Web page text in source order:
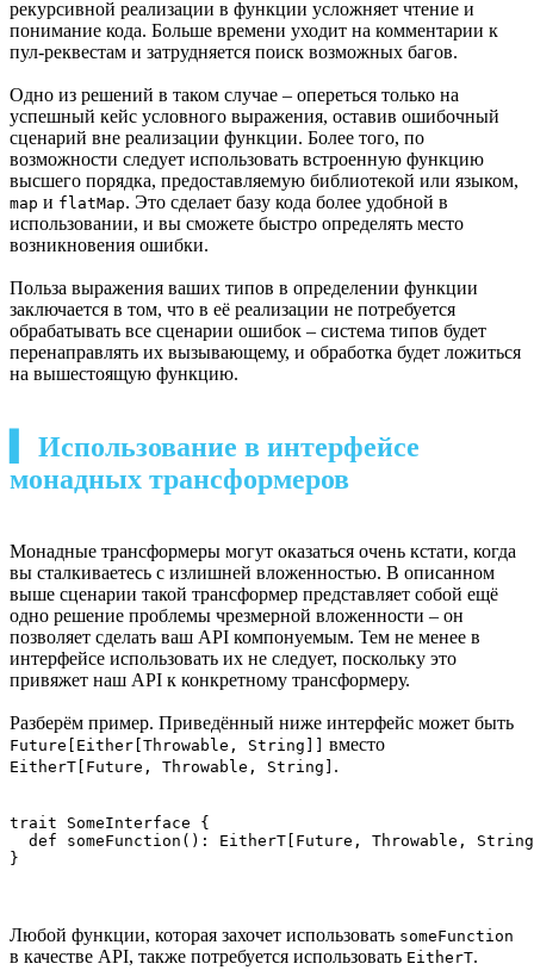
рекурсивной реализации в функции усложняет чтение и
понимание кода. Больше времени уходит на комментарии к
пул-реквестам и затрудняется поиск возможных багов.
Одно из решений в таком случае – опереться только на
успешный кейс условного выражения, оставив ошибочный
сценарий вне реализации функции. Более того, по
возможности следует использовать встроенную функцию
высшего порядка, предоставляемую библиотекой или языком,
map и flatMap. Это сделает базу кода более удобной в
использовании, и вы сможете быстро определять место
возникновения ошибки.
Польза выражения ваших типов в определении функции
заключается в том, что в её реализации не потребуется
обрабатывать все сценарии ошибок – система типов будет
перенаправлять их вызывающему, и обработка будет ложиться
на вышестоящую функцию.
▍ Использование в интерфейсе
монадных трансформеров
Монадные трансформеры могут оказаться очень кстати, когда
вы сталкиваетесь с излишней вложенностью. В описанном
выше сценарии такой трансформер представляет собой ещё
одно решение проблемы чрезмерной вложенности – он
позволяет сделать ваш API компонуемым. Тем не менее в
интерфейсе использовать их не следует, поскольку это
привяжет наш API к конкретному трансформеру.
Разберём пример. Приведённый ниже интерфейс может быть
Future[Either[Throwable, String]] вместо
EitherT[Future, Throwable, String] .
trait SomeInterface {
def someFunction(): EitherT[Future, Throwable,
}
Любой функции, которая захочет использовать someFunction
в качестве API, также потребуется использовать EitherT.